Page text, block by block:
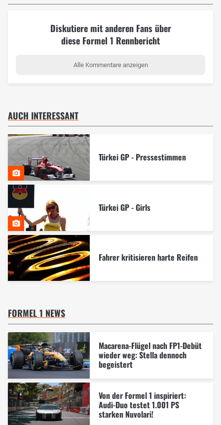
Diskutiere mit anderen Fans über
diese Formel 1 Rennbericht
Alle Kommentare anzeigen
AUCH INTERESSANT
Türkei GP - Pressestimmen
Türkei GP - Girls
Fahrer kritisieren harte Reifen
FORMEL 1 NEWS
Macarena-Flügel nach FP1-Debüt
wieder weg: Stella dennoch
begeistert
Von der Formel 1 inspiriert:
Audi-Duo testet 1.001 PS
starken Nuvolari!